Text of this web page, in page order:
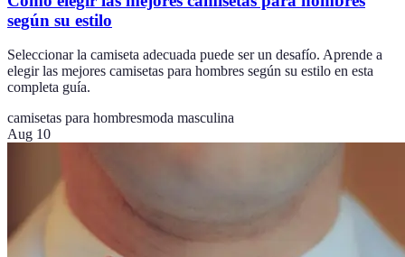
según su estilo
Seleccionar la camiseta adecuada puede ser un desafío. Aprende a
elegir las mejores camisetas para hombres según su estilo en esta
completa guía.
camisetas para hombresmoda masculina
Aug 10